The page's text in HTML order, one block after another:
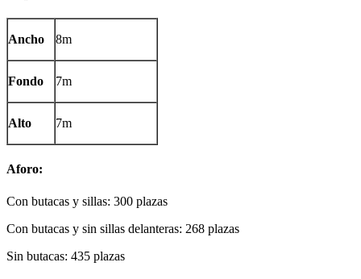
Ancho 8m
Fondo 7m
Alto 7m
Aforo:
Con butacas y sillas: 300 plazas
Con butacas y sin sillas delanteras: 268 plazas
Sin butacas: 435 plazas